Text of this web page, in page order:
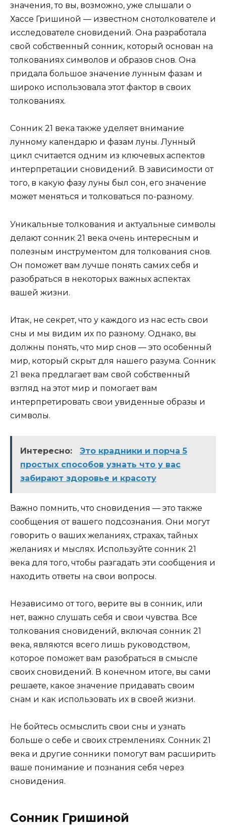
значения, то вы, возможно, уже слышали о
Хассе Гришиной — известном снотолкователе и
исследователе сновидений. Она разработала
свой собственный сонник, который основан на
толкованиях символов и образов снов. Она
придала большое значение лунным фазам и
широко использовала этот фактор в своих
толкованиях.
Сонник 21 века также уделяет внимание
лунному календарю и фазам луны. Лунный
цикл считается одним из ключевых аспектов
интерпретации сновидений. В зависимости от
того, в какую фазу луны был сон, его значение
может меняться и толковаться по-разному.
Уникальные толкования и актуальные символы
делают сонник 21 века очень интересным и
полезным инструментом для толкования снов.
Он поможет вам лучше понять самих себя и
разобраться в некоторых важных аспектах
вашей жизни.
Итак, не секрет, что у каждого из нас есть свои
сны и мы видим их по разному. Однако, вы
должны понять, что мир снов — это особенный
мир, который скрыт для нашего разума. Сонник
21 века предлагает вам свой собственный
взгляд на этот мир и помогает вам
интерпретировать свои увиденные образы и
символы.
Интересно:
Это крадники и порча 5
простых способов узнать что у вас
забирают здоровье и красоту
Важно помнить, что сновидения — это также
сообщения от вашего подсознания. Они могут
говорить о ваших желаниях, страхах, тайных
желаниях и мыслях. Используйте сонник 21
века для того, чтобы разгадать эти сообщения и
находить ответы на свои вопросы.
Независимо от того, верите вы в сонник, или
нет, важно слушать себя и свои чувства. Все
толкования сновидений, включая сонник 21
века, являются всего лишь руководством,
которое поможет вам разобраться в смысле
своих сновидений. В конечном итоге, вы сами
решаете, какое значение придавать своим
снам и как использовать их в своей жизни.
Не бойтесь осмыслить свои сны и узнать
больше о себе и своих стремлениях. Сонник 21
века и другие сонники помогут вам расширить
ваше понимание и познания себя через
сновидения.
Сонник Гришиной